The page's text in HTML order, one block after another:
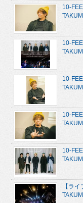
10-
10-
10-
10-
10-
【ラ